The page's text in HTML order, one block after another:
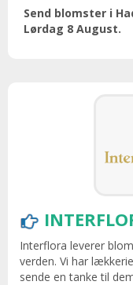
Send blomster i
Lørdag 8 August.
Interflora leverer
verden. Vi har
sende en tanke til